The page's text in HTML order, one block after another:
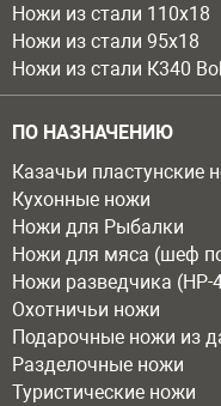
Ножи из стали 110х18
Ножи из стали 95х18
Ножи из стали К340
ПО НАЗНАЧЕНИЮ
Казачьи пластунские
Кухонные ножи
Ножи для Рыбалки
Ножи для мяса (шеф
Ножи разведчика (НР-
Охотничьи ножи
Подарочные ножи из
Разделочные ножи
Туристические ножи